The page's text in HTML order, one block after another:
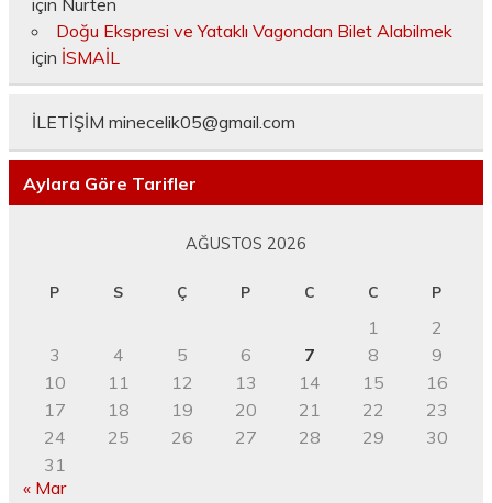
Doğu Ekspresi ve Yataklı Vagondan Bilet Alabilmek
için İSMAİL
İLETİŞİM minecelik05@gmail.com
Aylara Göre Tarifler
AĞUSTOS 2026
P S Ç P C C P
1
2
3
4 5 6 7 8
9
10
11 12 13 14 15
16
17
18 19 20 21 22
23
24
25 26 27 28 29
30
31
« Mar